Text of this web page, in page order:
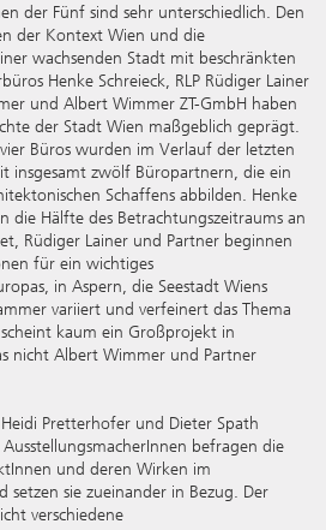
der Fünf sind sehr unterschiedlich. Den
der Kontext Wien und die
wachsenden Stadt mit beschränkten
Henke Schreieck, RLP Rüdiger Lainer
und Albert Wimmer ZT-GmbH haben
der Stadt Wien maßgeblich geprägt.
Büros wurden im Verlauf der letzten
insgesamt zwölf Büropartnern, die ein
Schaffens abbilden. Henke
die Hälfte des Betrachtungszeitraums an
Rüdiger Lainer und Partner beginnen
für ein wichtiges
in Aspern, die Seestadt Wiens
variiert und verfeinert das Thema
kaum ein Großprojekt in
nicht Albert Wimmer und Partner
Pretterhofer und Dieter Spath
befragen die
und deren Wirken im
setzen sie zueinander in Bezug. Der
verschiedene